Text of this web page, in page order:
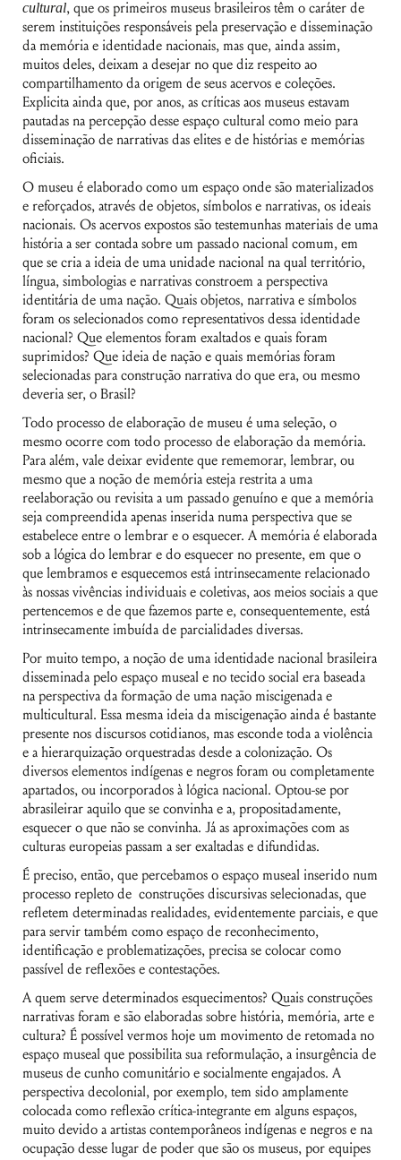
cultural, que os primeiros museus brasileiros têm o caráter de
serem instituições responsáveis pela preservação e disseminação
da memória e identidade nacionais, mas que, ainda assim,
muitos deles, deixam a desejar no que diz respeito ao
compartilhamento da origem de seus acervos e coleções.
Explicita ainda que, por anos, as críticas aos museus estavam
pautadas na percepção desse espaço cultural como meio para
disseminação de narrativas das elites e de histórias e memórias
oficiais.
O museu é elaborado como um espaço onde são materializados
e reforçados, através de objetos, símbolos e narrativas, os ideais
nacionais. Os acervos expostos são testemunhas materiais de uma
história a ser contada sobre um passado nacional comum, em
que se cria a ideia de uma unidade nacional na qual território,
língua, simbologias e narrativas constroem a perspectiva
identitária de uma nação. Quais objetos, narrativa e símbolos
foram os selecionados como representativos dessa identidade
nacional? Que elementos foram exaltados e quais foram
suprimidos? Que ideia de nação e quais memórias foram
selecionadas para construção narrativa do que era, ou mesmo
deveria ser, o Brasil?
Todo processo de elaboração de museu é uma seleção, o
mesmo ocorre com todo processo de elaboração da memória.
Para além, vale deixar evidente que rememorar, lembrar, ou
mesmo que a noção de memória esteja restrita a uma
reelaboração ou revisita a um passado genuíno e que a memória
seja compreendida apenas inserida numa perspectiva que se
estabelece entre o lembrar e o esquecer. A memória é elaborada
sob a lógica do lembrar e do esquecer no presente, em que o
que lembramos e esquecemos está intrinsecamente relacionado
às nossas vivências individuais e coletivas, aos meios sociais a que
pertencemos e de que fazemos parte e, consequentemente, está
intrinsecamente imbuída de parcialidades diversas.
Por muito tempo, a noção de uma identidade nacional brasileira
disseminada pelo espaço museal e no tecido social era baseada
na perspectiva da formação de uma nação miscigenada e
multicultural. Essa mesma ideia da miscigenação ainda é bastante
presente nos discursos cotidianos, mas esconde toda a violência
e a hierarquização orquestradas desde a colonização. Os
diversos elementos indígenas e negros foram ou completamente
apartados, ou incorporados à lógica nacional. Optou-se por
abrasileirar aquilo que se convinha e a, propositadamente,
esquecer o que não se convinha. Já as aproximações com as
culturas europeias passam a ser exaltadas e difundidas.
É preciso, então, que percebamos o espaço museal inserido num
processo repleto de construções discursivas selecionadas, que
refletem determinadas realidades, evidentemente parciais, e que
para servir também como espaço de reconhecimento,
identificação e problematizações, precisa se colocar como
passível de reflexões e contestações.
A quem serve determinados esquecimentos? Quais construções
narrativas foram e são elaboradas sobre história, memória, arte e
cultura? É possível vermos hoje um movimento de retomada no
espaço museal que possibilita sua reformulação, a insurgência de
museus de cunho comunitário e socialmente engajados. A
perspectiva decolonial, por exemplo, tem sido amplamente
colocada como reflexão crítica-integrante em alguns espaços,
muito devido a artistas contemporâneos indígenas e negros e na
ocupação desse lugar de poder que são os museus, por equipes